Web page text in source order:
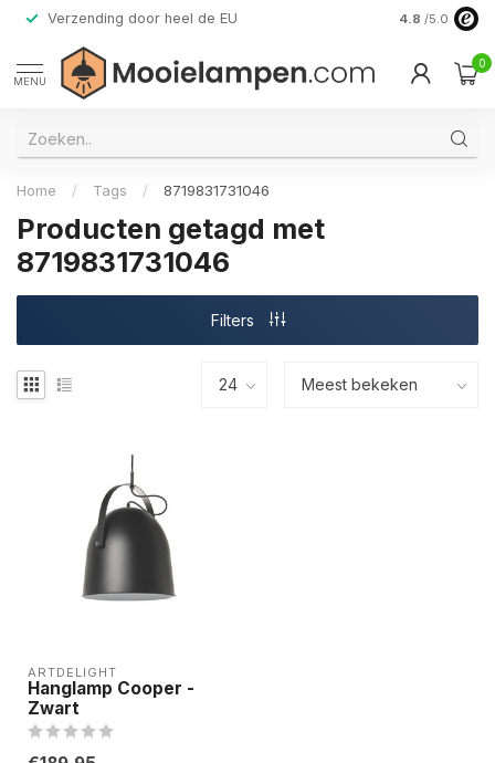
Verzending door heel de EU Alleen
4.8 /5.0
MENU
0
Home / Tags / 8719831731046
Producten getagd met
8719831731046
Filters
ARTDELIGHT
Hanglamp Cooper -
Zwart